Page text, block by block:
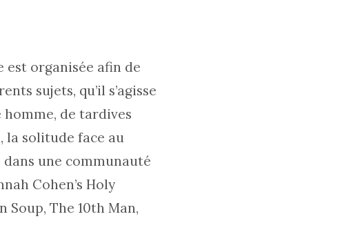
est organisée afin de
sujets, qu’il s’agisse
de tardives
la solitude face au
dans une communauté
Cohen’s Holy
The 10th Man,